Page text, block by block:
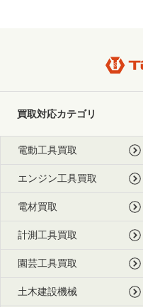
買取対応カテゴリ
電動工具買取
エンジン工具買取
電材買取
計測工具買取
園芸工具買取
土木建設機械